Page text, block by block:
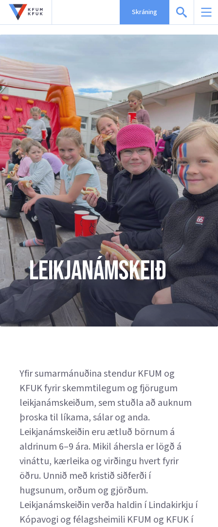
Skráning
LEIKJANÁMSKEIÐ
Yfir sumarmánuðina stendur KFUM og
KFUK fyrir skemmtilegum og fjörugum
leikjanámskeiðum, sem stuðla að auknum
þroska til líkama, sálar og anda.
Leikjanámskeiðin eru ætluð börnum á
aldrinum 6–9 ára. Mikil áhersla er lögð á
vináttu, kærleika og virðingu hvert fyrir
öðru. Unnið með kristið siðferði í
hugsunum, orðum og gjörðum.
Leikjanámskeiðin verða haldin í Lindakirkju í
Kópavogi og félagsheimili KFUM og KFUK í